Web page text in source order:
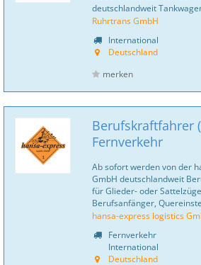
deutschlandweit
Ruhrtrans GmbH
International
Deutschland
merken
Berufskraftfahrer
Fernverkehr
Ab sofort werden von der
GmbH deutschlandweit
für Glieder- oder
Berufsanfänger,
hansa-express logistics
Fernverkehr
International
Deutschland